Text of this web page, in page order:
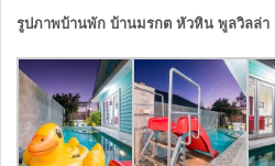
รูปภาพบ้านพัก บ้านมรกต หัวหิน พูลวิลล่า